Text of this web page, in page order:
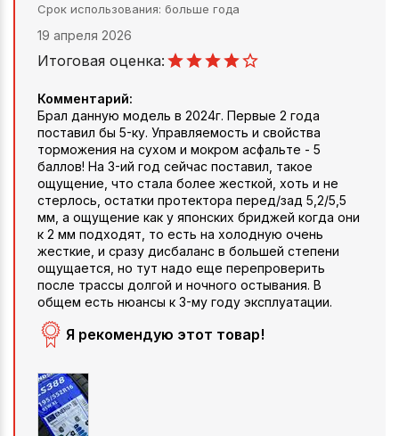
Срок использования больше года
19 апреля 2026
Итоговая оценка:
Комментарий:
Брал данную модель в 2024г. Первые 2 года
поставил бы 5-ку. Управляемость и свойства
торможения на сухом и мокром асфальте - 5
баллов! На 3-ий год сейчас поставил, такое
ощущение, что стала более жесткой, хоть и не
стерлось, остатки протектора перед/зад 5,2/5,5
мм, а ощущение как у японских бриджей когда они
к 2 мм подходят, то есть на холодную очень
жесткие, и сразу дисбаланс в большей степени
ощущается, но тут надо еще перепроверить
после трассы долгой и ночного остывания. В
общем есть нюансы к 3-му году эксплуатации.
Я рекомендую этот товар!